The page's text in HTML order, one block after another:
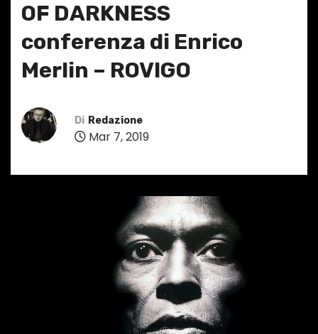
OF DARKNESS
conferenza di Enrico
Merlin – ROVIGO
Di Redazione
Mar 7, 2019